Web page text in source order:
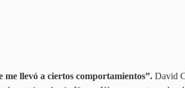
me llevó a ciertos comportamientos”. David